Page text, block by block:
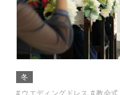
冬
ウエディングドレス
教会式